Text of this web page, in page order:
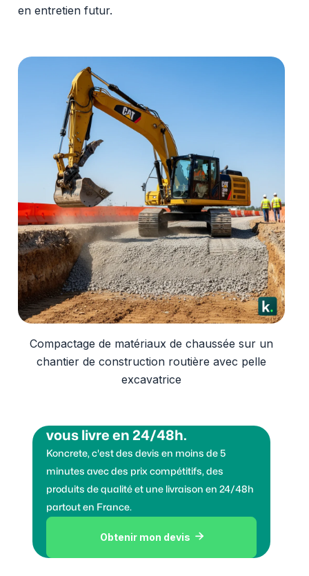
en entretien futur.
Compactage de matériaux de chaussée sur un
chantier de construction routière avec pelle
excavatrice
vous livre en 24/48h.
Koncrete, c'est des devis en moins de 5
minutes avec des prix compétitifs, des
produits de qualité et une livraison en 24/48h
partout en France.
Obtenir mon devis 